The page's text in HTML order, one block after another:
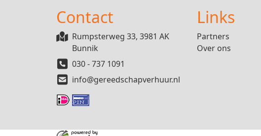
Contact
Rumpsterweg 33, 3981 AK
Bunnik
030 - 737 1091
info@gereedschapverhuur.nl
Links
Partners
Over ons